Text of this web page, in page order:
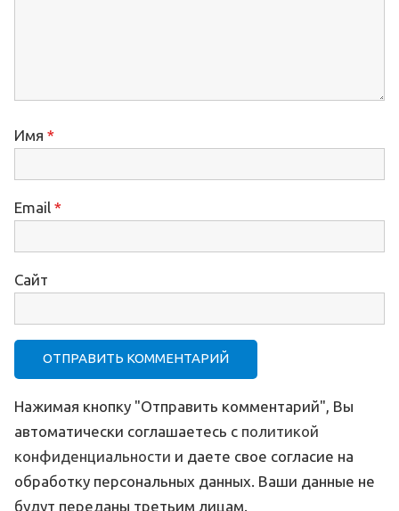
Имя *
Email *
Сайт
Нажимая кнопку "Отправить комментарий", Вы
автоматически соглашаетесь с политикой
конфиденциальности и даете свое согласие на
обработку персональных данных. Ваши данные не
будут переданы третьим лицам.